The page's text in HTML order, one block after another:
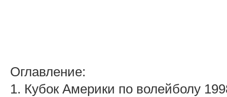
Оглавление:
1. Кубок Америки по волейболу